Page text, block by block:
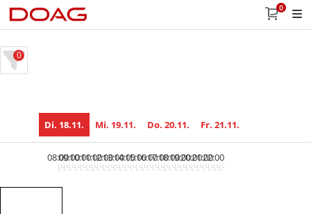
0
0
Di. 18.11. Mi. 19.11. Do. 20.11. Fr. 21.11.
08:0009:0010:0011:0012:0013:0014:0015:0016:0017:0018:0019:0020:0021:0022:00